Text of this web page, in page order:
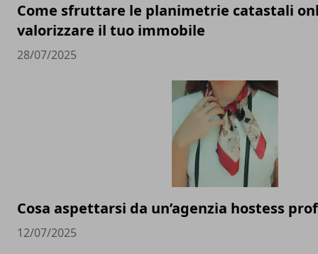
Come sfruttare le planimetrie catastali
valorizzare il tuo immobile
28/07/2025
Cosa aspettarsi da un’agenzia hostess
12/07/2025